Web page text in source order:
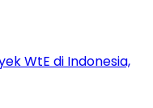
WtE di Indonesia,